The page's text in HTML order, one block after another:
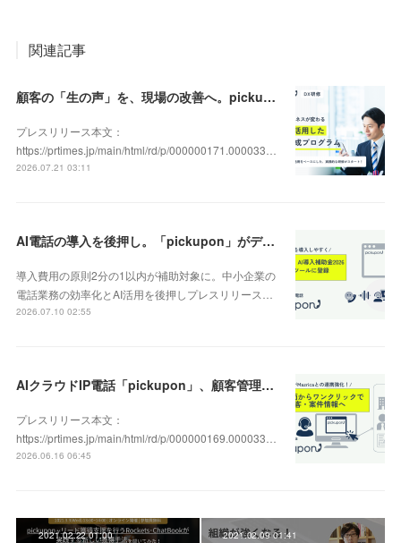
関連記事
顧客の「生の声」を、現場の改善へ。pickupon、実践型「DX人材育成研修」の提供を開始
プレスリリース本文：
https://prtimes.jp/main/html/rd/p/000000171.000033…
2026.07.21 03:11
AI電話の導入を後押し。「pickupon」がデジタル化・AI導入補助金2026（旧IT導入補助金）の対象ツールとして登録
導入費用の原則2分の1以内が補助対象に。中小企業の
電話業務の効率化とAI活用を後押しプレスリリース…
2026.07.10 02:55
AIクラウドIP電話「pickupon」、顧客管理システム「Mazrica」上の顧客や案件の詳細情報へワンクリックで遷移できる新機能を追加
プレスリリース本文：
https://prtimes.jp/main/html/rd/p/000000169.000033…
2026.06.16 06:45
2021.02.22 01:00 2021.02.09 01:41